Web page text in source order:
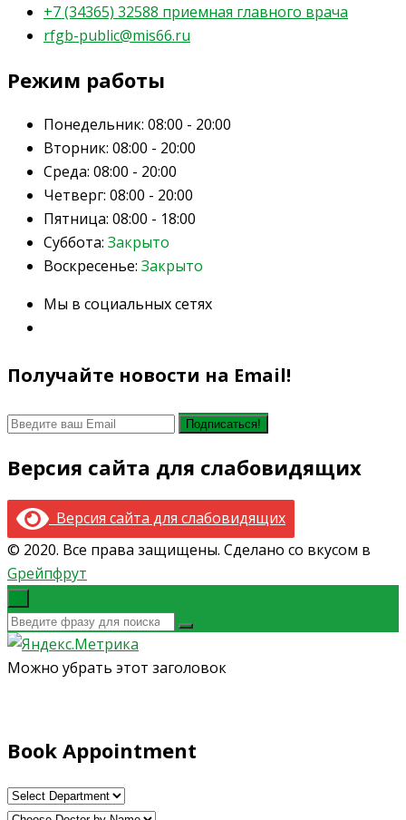
+7 (34365) 32588 приемная главного врача
rfgb-public@mis66.ru
Режим работы
Понедельник: 08:00 - 20:00
Вторник: 08:00 - 20:00
Среда: 08:00 - 20:00
Четверг: 08:00 - 20:00
Пятница: 08:00 - 18:00
Суббота: Закрыто
Воскресенье: Закрыто
Мы в социальных сетях
Получайте новости на Email!
Версия сайта для слабовидящих
Версия сайта для слабовидящих
© 2020. Все права защищены. Сделано со вкусом в
Gрейпфрут
Можно убрать этот заголовок
Book Appointment